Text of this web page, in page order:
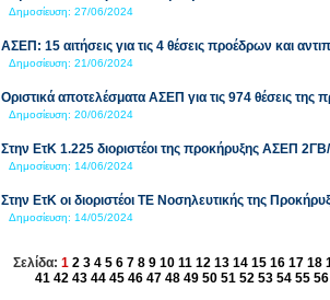
Δημοσίευση: 27/06/2024
ΑΣΕΠ: 15 αιτήσεις για τις 4 θέσεις προέδρων και
Δημοσίευση: 21/06/2024
Οριστικά αποτελέσματα ΑΣΕΠ για τις 974 θέσεις της
Δημοσίευση: 20/06/2024
Στην ΕτΚ 1.225 διοριστέοι της προκήρυξης ΑΣΕΠ
Δημοσίευση: 14/06/2024
Στην ΕτΚ οι διοριστέοι ΤΕ Νοσηλευτικής της
Δημοσίευση: 14/05/2024
Σελίδα: 1 2 3 4 5 6 7 8 9 10 11 12 13 14 15 16 17 18
41 42 43 44 45 46 47 48 49 50 51 52 53 54 55 56